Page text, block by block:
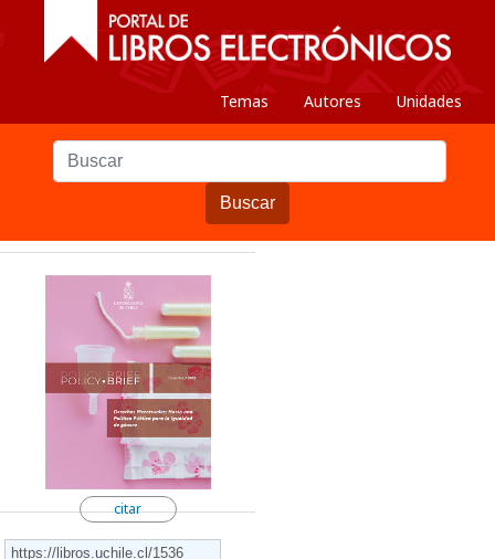
Temas Autores Unidades
Buscar
citar